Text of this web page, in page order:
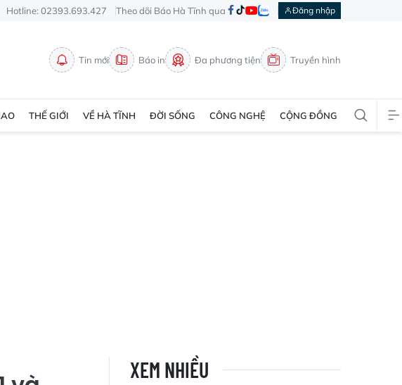
Hotline: 02393.693.427 Theo dõi Báo Hà Tĩnh qua Đăng nhập
Tin mới Báo in Đa phương tiện Truyền hình
THẾ GIỚI VỀ HÀ TĨNH ĐỜI SỐNG CÔNG NGHỆ CỘNG ĐỒNG
XEM NHIỀU